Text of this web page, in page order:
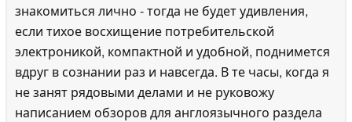
знакомиться лично - тогда не будет удивления,
если тихое восхищение потребительской
электроникой, компактной и удобной, поднимется
вдруг в сознании раз и навсегда. В те часы, когда я
не занят рядовыми делами и не руковожу
написанием обзоров для англоязычного раздела